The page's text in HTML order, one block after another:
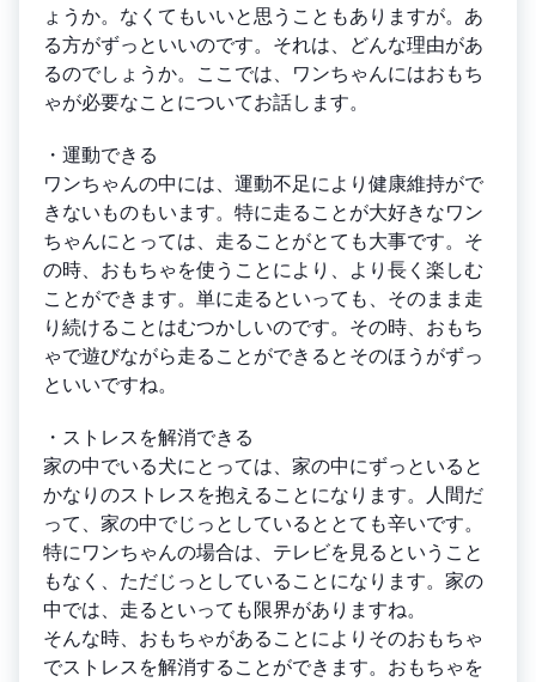
ょうか。なくてもいいと思うこともありますが。あ
る方がずっといいのです。それは、どんな理由があ
るのでしょうか。ここでは、ワンちゃんにはおもち
ゃが必要なことについてお話します。
・運動できる
ワンちゃんの中には、運動不足により健康維持がで
きないものもいます。特に走ることが大好きなワン
ちゃんにとっては、走ることがとても大事です。そ
の時、おもちゃを使うことにより、より長く楽しむ
ことができます。単に走るといっても、そのまま走
り続けることはむつかしいのです。その時、おもち
ゃで遊びながら走ることができるとそのほうがずっ
といいですね。
・ストレスを解消できる
家の中でいる犬にとっては、家の中にずっといると
かなりのストレスを抱えることになります。人間だ
って、家の中でじっとしているととても辛いです。
特にワンちゃんの場合は、テレビを見るということ
もなく、ただじっとしていることになります。家の
中では、走るといっても限界がありますね。
そんな時、おもちゃがあることによりそのおもちゃ
でストレスを解消することができます。おもちゃを